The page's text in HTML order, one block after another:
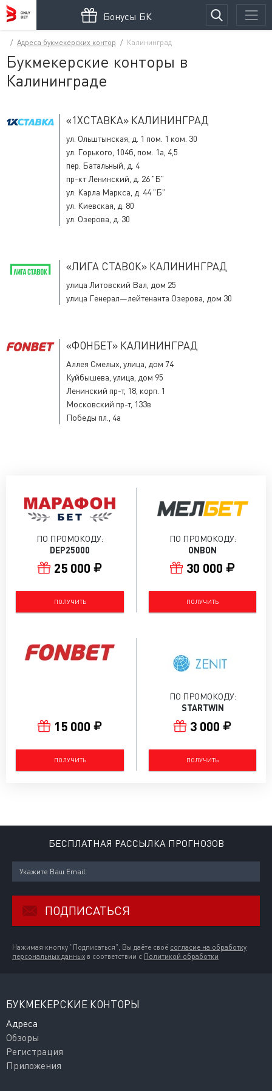
Бонусы БК
Адреса букмекерских контор Калининград
Букмекерские конторы в
Калининграде
«1XСТАВКА» КАЛИНИНГРАД
ул. Ольштынская, д. 1 пом. 1 ком. 30
ул. Горького, 104б, пом. 1а, 4,5
пер. Батальный, д. 4
пр-кт Ленинский, д. 26 "Б"
ул. Карла Маркса, д. 44 "Б"
ул. Киевская, д. 80
ул. Озерова, д. 30
«ЛИГА CТАВОК» КАЛИНИНГРАД
улица Литовский Вал, дом 25
улица Генерал—лейтенанта Озерова, дом 30
«ФОНБЕТ» КАЛИНИНГРАД
Аллея Смелых, улица, дом 74
Куйбышева, улица, дом 95
Ленинский пр-т, 18, корп. 1
Московский пр-т, 133в
Победы пл., 4а
ПО ПРОМОКОДУ:
DEP25000
25 000
ПОЛУЧИТЬ
ПО ПРОМОКОДУ:
ONBON
30 000
ПОЛУЧИТЬ
15 000
ПОЛУЧИТЬ
ПО ПРОМОКОДУ:
STARTWIN
3 000
ПОЛУЧИТЬ
БЕСПЛАТНАЯ РАССЫЛКА ПРОГНОЗОВ
ПОДПИСАТЬСЯ
Нажимая кнопку "Подписаться", Вы даёте своё согласие на обработку
персональных данных в соответствии с Политикой обработки
БУКМЕКЕРСКИЕ КОНТОРЫ
Адреса
Обзоры
Регистрация
Приложения